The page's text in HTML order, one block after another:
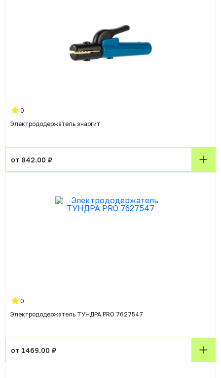
0
Электрододержатель энаргит
от 842.00 ₽
0
Электрододержатель ТУНДРА PRO 7627547
от 1469.00 ₽